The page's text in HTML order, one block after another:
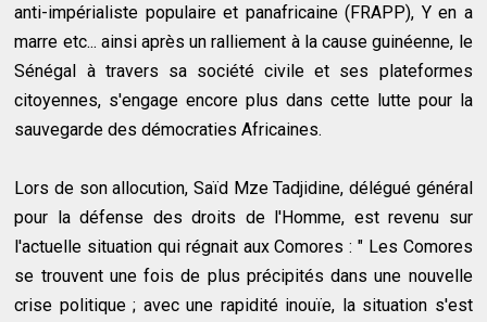
anti-impérialiste populaire et panafricaine (FRAPP), Y en a
marre etc... ainsi après un ralliement à la cause guinéenne, le
Sénégal à travers sa société civile et ses plateformes
citoyennes, s'engage encore plus dans cette lutte pour la
sauvegarde des démocraties Africaines.
Lors de son allocution, Saïd Mze Tadjidine, délégué général
pour la défense des droits de l'Homme, est revenu sur
l'actuelle situation qui régnait aux Comores : " Les Comores
se trouvent une fois de plus précipités dans une nouvelle
crise politique ; avec une rapidité inouïe, la situation s'est